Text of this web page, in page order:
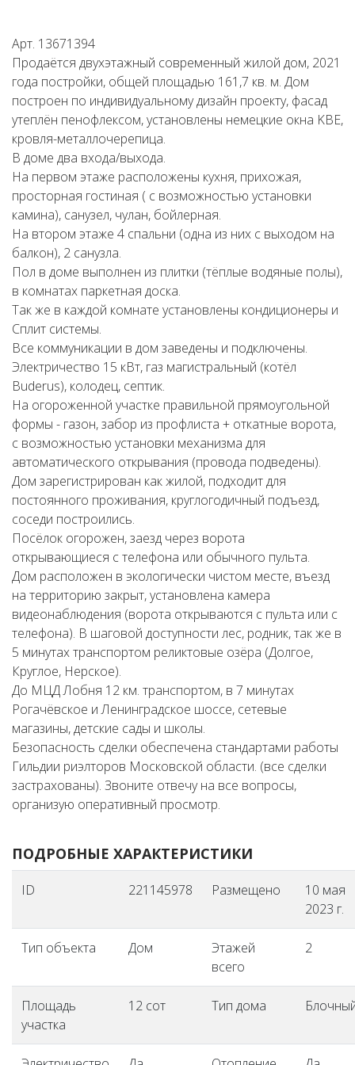
Арт. 13671394
Продаётся двухэтажный современный жилой дом, 2021
года постройки, общей площадью 161,7 кв. м. Дом
построен по индивидуальному дизайн проекту, фасад
утеплён пенофлексом, установлены немецкие окна KBE,
кровля-металлочерепица.
В доме два входа/выхода.
На первом этаже расположены кухня, прихожая,
просторная гостиная ( с возможностью установки
камина), санузел, чулан, бойлерная.
На втором этаже 4 спальни (одна из них с выходом на
балкон), 2 санузла.
Пол в доме выполнен из плитки (тёплые водяные полы),
в комнатах паркетная доска.
Так же в каждой комнате установлены кондиционеры и
Сплит системы.
Все коммуникации в дом заведены и подключены.
Электричество 15 кВт, газ магистральный (котёл
Buderus), колодец, септик.
На огороженной участке правильной прямоугольной
формы - газон, забор из профлиста + откатные ворота,
с возможностью установки механизма для
автоматического открывания (провода подведены).
Дом зарегистрирован как жилой, подходит для
постоянного проживания, круглогодичный подъезд,
соседи построились.
Посёлок огорожен, заезд через ворота
открывающиеся с телефона или обычного пульта.
Дом расположен в экологически чистом месте, въезд
на территорию закрыт, установлена камера
видеонаблюдения (ворота открываются с пульта или с
телефона). В шаговой доступности лес, родник, так же в
5 минутах транспортом реликтовые озёра (Долгое,
Круглое, Нерское).
До МЦД Лобня 12 км. транспортом, в 7 минутах
Рогачёвское и Ленинградское шоссе, сетевые
магазины, детские сады и школы.
Безопасность сделки обеспечена стандартами работы
Гильдии риэлторов Московской области. (все сделки
застрахованы). Звоните отвечу на все вопросы,
организую оперативный просмотр.
ПОДРОБНЫЕ ХАРАКТЕРИСТИКИ
ID 221145978 Размещено
10 мая
2023 г.
Тип объекта Дом
Этажей
всего
2
Площадь
участка
12 сот Тип дома